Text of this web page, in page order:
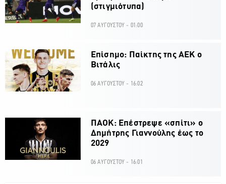
(στιγμιότυπα)
07 ΑΥΓΟΥΣΤΟΥ - 01:00
Επίσημο: Παίκτης της ΑΕΚ ο
Βιτάλις
06 ΑΥΓΟΥΣΤΟΥ - 16:02
ΠΑΟΚ: Επέστρεψε «σπίτι» ο
Δημήτρης Γιαννούλης έως το
2029
06 ΑΥΓΟΥΣΤΟΥ - 16:01